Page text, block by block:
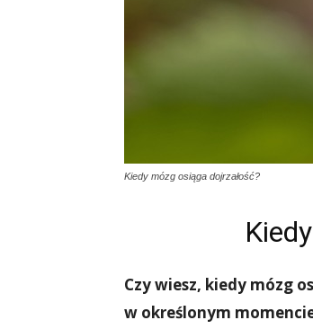
Kiedy mózg osiąga dojrzałość?
Czy wiesz, kiedy mózg
w określonym